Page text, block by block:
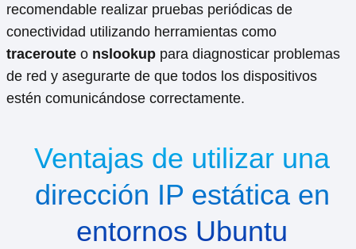
recomendable realizar pruebas periódicas de
conectividad utilizando herramientas como
traceroute o nslookup para diagnosticar problemas
de red y asegurarte de que todos los dispositivos
estén comunicándose correctamente.
Ventajas de utilizar una
dirección IP estática en
entornos Ubuntu